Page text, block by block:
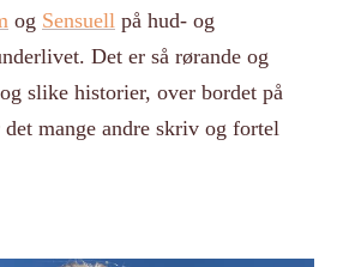
og Sensuell på hud- og
Det er så rørande og
slike historier, over bordet på
mange andre skriv og fortel